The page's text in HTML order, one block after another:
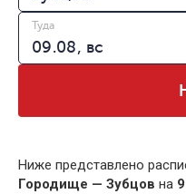
Туда
Ниже представлено
Городище — Зубцов на